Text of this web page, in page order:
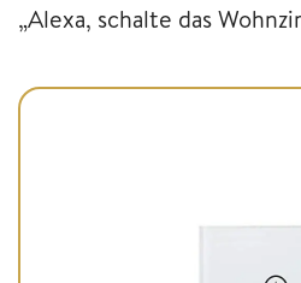
„Alexa, schalte das